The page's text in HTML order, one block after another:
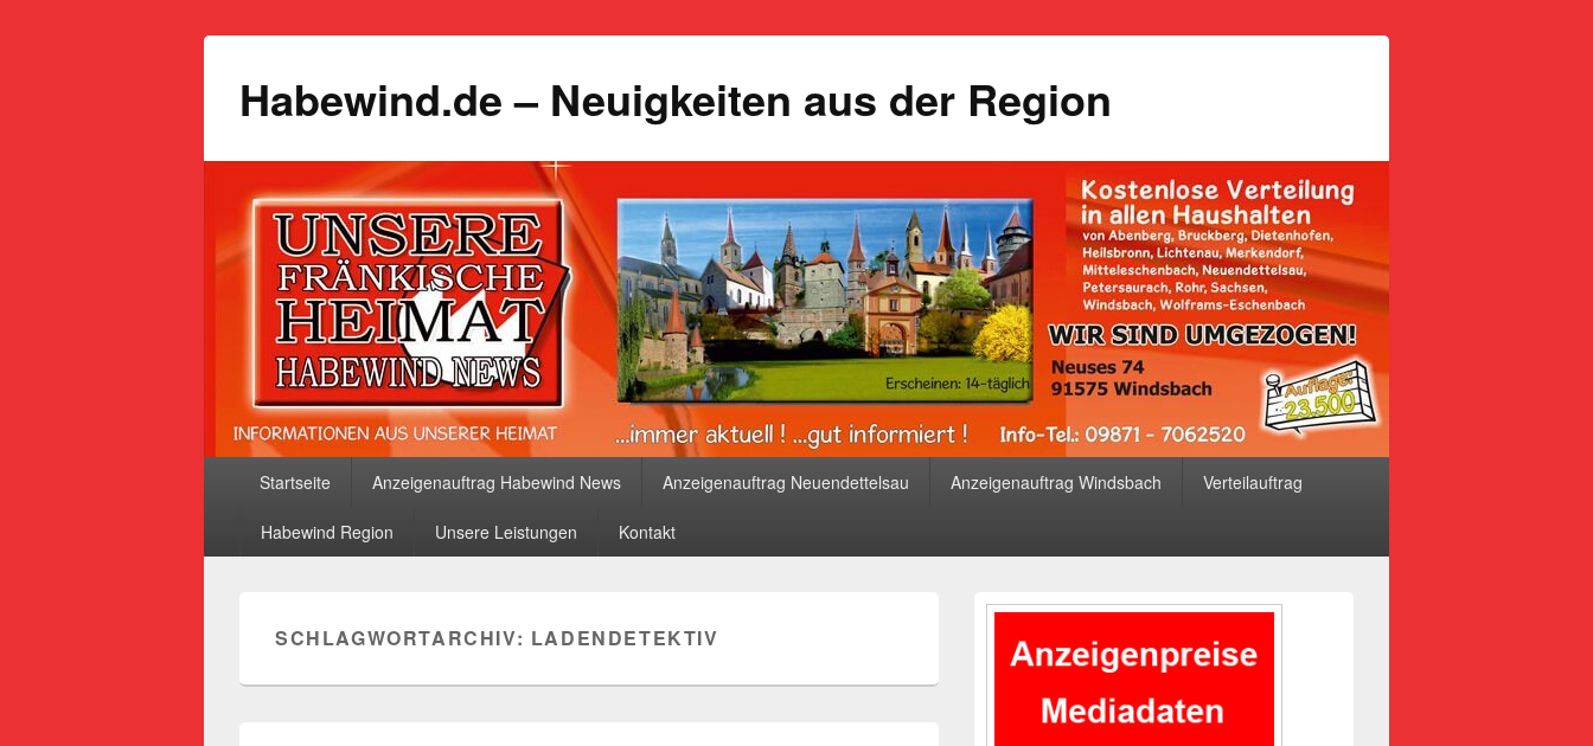
Habewind.de – Neuigkeiten aus der Region
Startseite Anzeigenauftrag Habewind News Anzeigenauftrag Neuendettelsau Anzeigenauftrag Windsbach Verteilauftrag
Habewind Region Unsere Leistungen Kontakt
SCHLAGWORTARCHIV: LADENDETEKTIV
Primärer
Widgetbereich